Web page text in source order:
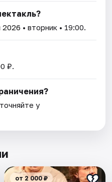
2026 • вторник • 19:00.
₽.
у
от 2 000 ₽